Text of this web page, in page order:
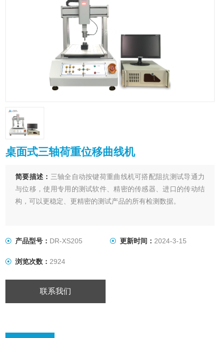
桌面式三轴荷重位移曲线机
简要描述： 三轴全自动按键荷重曲线机可搭配阻抗测试导通力
与位移，使用专用的测试软件、精密的传感器、进口的传动结
构，可以更稳定、更精密的测试产品的所有检测数据。
产品型号： DR-XS205 更新时间： 2024-3-15
浏览次数： 2924
联系我们